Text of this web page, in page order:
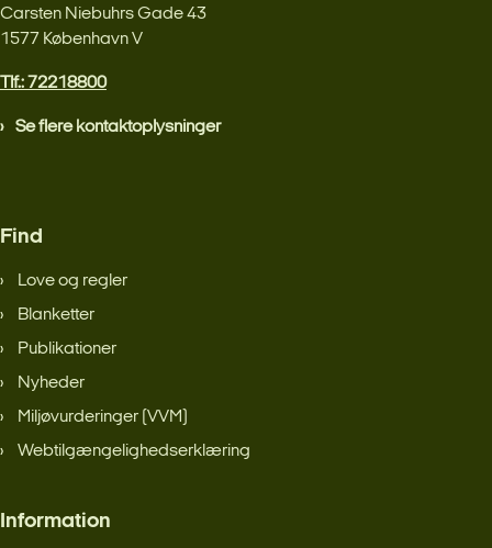
Carsten Niebuhrs Gade 43
1577 København V
Tlf.: 72218800
Se flere kontaktoplysninger
Find
Love og regler
Blanketter
Publikationer
Nyheder
Miljøvurderinger (VVM)
Webtilgængelighedserklæring
Information